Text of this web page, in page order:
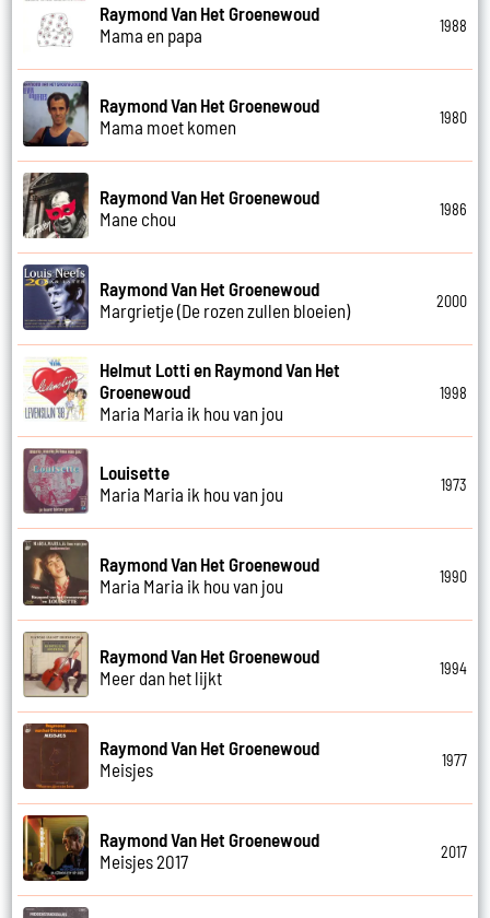
Raymond Van Het Groenewoud
Mama en papa
1988
Raymond Van Het Groenewoud
Mama moet komen
1980
Raymond Van Het Groenewoud
Mane chou
1986
Raymond Van Het Groenewoud
Margrietje (De rozen zullen bloeien)
2000
Helmut Lotti en Raymond Van Het
Groenewoud
Maria Maria ik hou van jou
1998
Louisette
Maria Maria ik hou van jou
1973
Raymond Van Het Groenewoud
Maria Maria ik hou van jou
1990
Raymond Van Het Groenewoud
Meer dan het lijkt
1994
Raymond Van Het Groenewoud
Meisjes
1977
Raymond Van Het Groenewoud
Meisjes 2017
2017